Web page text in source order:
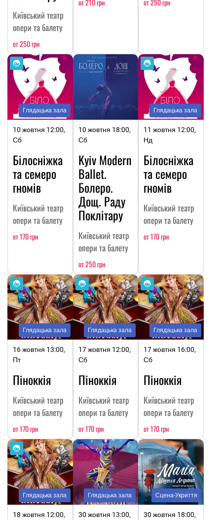
Київський театр
опери та балету
от 250 грн
от 210 грн от 250 грн
Глядацька зала
10 жовтня 12:00,
Сб
Білосніжка
та семеро
гномів
Київський театр
опери та балету
от 170 грн
10 жовтня 18:00,
Сб
Kyiv Modern
Ballet.
Болеро.
Дощ. Раду
Поклітару
Київський театр
опери та балету
от 250 грн
Глядацька зала
11 жовтня 12:00,
Нд
Білосніжка
та семеро
гномів
Київський театр
опери та балету
от 170 грн
Глядацька зала
16 жовтня 13:00,
Пт
Піноккія
Київський театр
опери та балету
от 170 грн
Глядацька зала
17 жовтня 12:00,
Сб
Піноккія
Київський театр
опери та балету
от 170 грн
Глядацька зала
17 жовтня 16:00,
Сб
Піноккія
Київський театр
опери та балету
от 170 грн
Глядацька зала
18 жовтня 12:00,
Глядацька зала
30 жовтня 13:00,
Сцена-Укриття
30 жовтня 18:00,